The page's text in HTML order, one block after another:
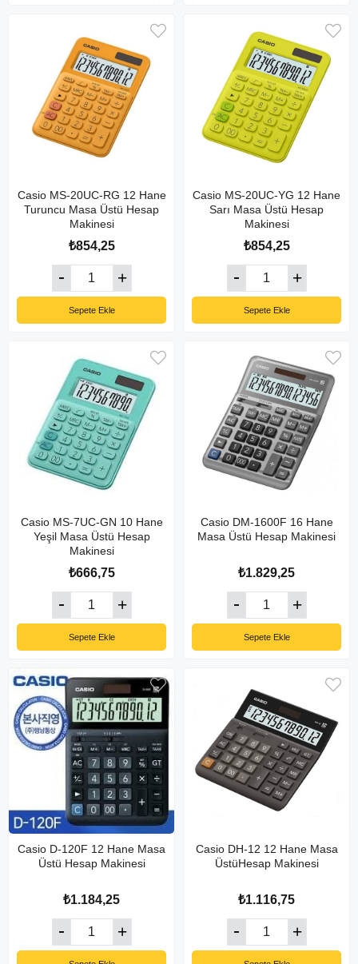
Casio MS-20UC-RG 12 Hane
Turuncu Masa Üstü Hesap
Makinesi
₺854,25
Sepete Ekle
Casio MS-20UC-YG 12 Hane
Sarı Masa Üstü Hesap
Makinesi
₺854,25
Sepete Ekle
Casio MS-7UC-GN 10 Hane
Yeşil Masa Üstü Hesap
Makinesi
₺666,75
Sepete Ekle
Casio DM-1600F 16 Hane
Masa Üstü Hesap Makinesi
₺1.829,25
Sepete Ekle
Casio D-120F 12 Hane Masa
Üstü Hesap Makinesi
₺1.184,25
Casio DH-12 12 Hane Masa
ÜstüHesap Makinesi
₺1.116,75